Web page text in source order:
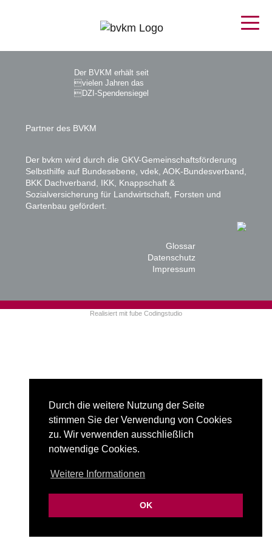
Durch die weitere Nutzung der Seite
stimmen Sie der Verwendung von Cookies
zu. Wir verwenden ausschließlich
notwendige Cookies.
Weitere Informationen
OK
Der BVKM erhält seit
vielen Jahren das
DZI-Spendensiegel
Partner des BVKM
Der bvkm wird durch die GKV-Gemeinschaftsförderung
Selbsthilfe auf Bundesebene, vdek, AOK-Bundesverband,
BKK Dachverband, IKK, Knappschaft &
Sozialversicherung für Landwirtschaft, Forsten und
Gartenbau gefördert.
Glossar
Datenschutz
Impressum
Realisiert mit fube Codingstudio